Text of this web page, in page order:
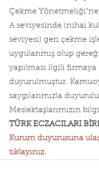
Çekme Yönetmeliği”ne
A seviyesinde (nihai
seviyesi) geri çekme
uygulanmış olup
yapılması ilgili firmaya
duyurulmuştur.
saygılarımızla
Meslektaşlarımızın
TÜRK ECZACILARI
Kurum duyurusuna
tıklayınız.